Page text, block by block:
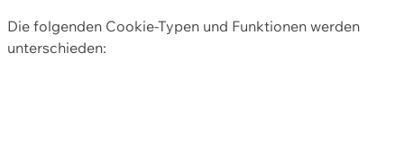
Die folgenden Cookie-Typen und Funktionen werden
unterschieden: